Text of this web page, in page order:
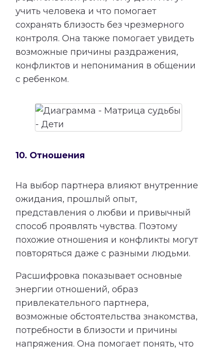
учить человека и что помогает
сохранять близость без чрезмерного
контроля. Она также помогает увидеть
возможные причины раздражения,
конфликтов и непонимания в общении
с ребенком.
10. Отношения
На выбор партнера влияют внутренние
ожидания, прошлый опыт,
представления о любви и привычный
способ проявлять чувства. Поэтому
похожие отношения и конфликты могут
повторяться даже с разными людьми.
Расшифровка показывает основные
энергии отношений, образ
привлекательного партнера,
возможные обстоятельства знакомства,
потребности в близости и причины
напряжения. Она помогает понять, что